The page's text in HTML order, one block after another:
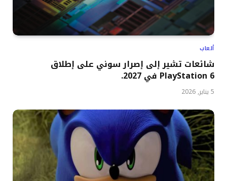
ألعاب
شائعات تشير إلى إصرار سوني على إطلاق
PlayStation 6 في 2027.
5 يناير, 2026